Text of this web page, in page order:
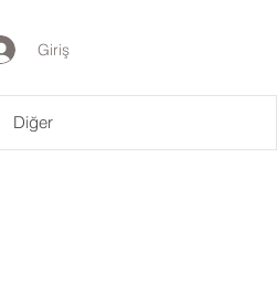
Giriş
Diğer